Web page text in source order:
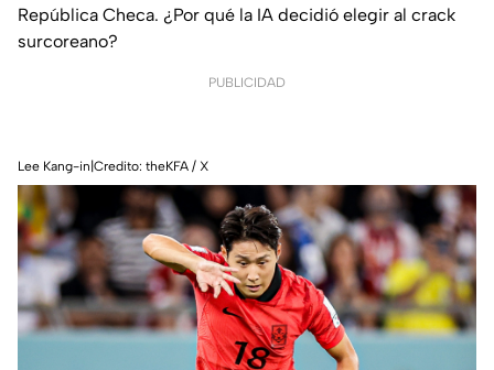
República Checa. ¿Por qué la IA decidió elegir al crack
surcoreano?
PUBLICIDAD
Lee Kang-in|Credito: theKFA / X